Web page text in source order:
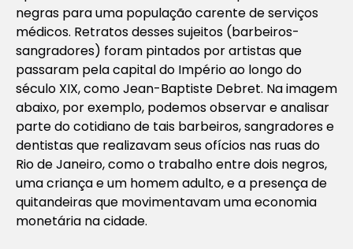
negras para uma população carente de serviços
médicos. Retratos desses sujeitos (barbeiros-
sangradores) foram pintados por artistas que
passaram pela capital do Império ao longo do
século XIX, como Jean-Baptiste Debret. Na imagem
abaixo, por exemplo, podemos observar e analisar
parte do cotidiano de tais barbeiros, sangradores e
dentistas que realizavam seus ofícios nas ruas do
Rio de Janeiro, como o trabalho entre dois negros,
uma criança e um homem adulto, e a presença de
quitandeiras que movimentavam uma economia
monetária na cidade.